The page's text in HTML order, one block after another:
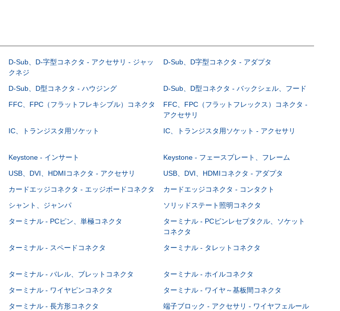
D-Sub、D-字型コネクタ - アクセサリ - ジャッ
クネジ
D-Sub、D字型コネクタ - アダプタ
D-Sub、D型コネクタ - ハウジング
D-Sub、D型コネクタ - バックシェル、フード
FFC、FPC（フラットフレキシブル）コネクタ
FFC、FPC（フラットフレックス）コネクタ -
アクセサリ
IC、トランジスタ用ソケット IC、トランジスタ用ソケット - アクセサリ
Keystone - インサート
Keystone - フェースプレート、フレーム
USB、DVI、HDMIコネクタ - アクセサリ
USB、DVI、HDMIコネクタ - アダプタ
カードエッジコネクタ - エッジボードコネクタ
カードエッジコネクタ - コンタクト
シャント、ジャンパ
ソリッドステート照明コネクタ
ターミナル - PCピン、単極コネクタ
ターミナル - PCピンレセプタクル、ソケット
コネクタ
ターミナル - スペードコネクタ ターミナル - タレットコネクタ
ターミナル - バレル、ブレットコネクタ
ターミナル - ホイルコネクタ
ターミナル - ワイヤピンコネクタ
ターミナル - ワイヤ～基板間コネクタ
ターミナル - 長方形コネクタ
端子ブロック - アクセサリ - ワイヤフェルール